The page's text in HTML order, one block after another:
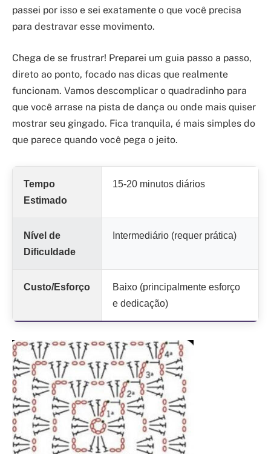
passei por isso e sei exatamente o que você precisa
para destravar esse movimento.
Chega de se frustrar! Preparei um guia passo a passo,
direto ao ponto, focado nas dicas que realmente
funcionam. Vamos descomplicar o quadradinho para
que você arrase na pista de dança ou onde mais quiser
mostrar seu gingado. Fica tranquila, é mais simples do
que parece quando você pega o jeito.
Tempo
Estimado
15-20 minutos diários
Nível de
Dificuldade
Intermediário (requer prática)
Custo/Esforço
Baixo (principalmente esforço
e dedicação)